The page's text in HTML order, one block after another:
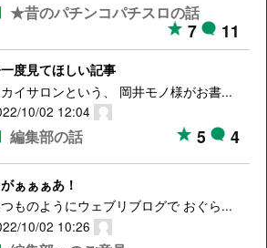
★昔のパチンコパチスロの話
7 11
度見てほしい記事
イサロンという、 岡井モノ様がお書...
10/02 12:04
編集部の話 5 4
ぁぁぁあ！
ものようにウェブリブログで おぐら...
10/02 10:26